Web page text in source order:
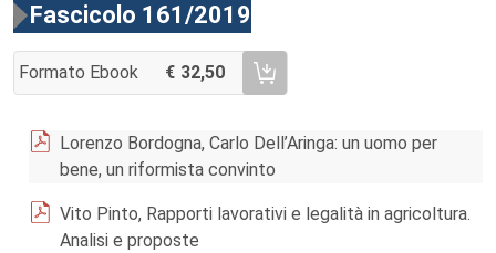
Fascicolo 161/2019
Formato Ebook 32,50
AGGIUNGI AL CARRELLO FASCICOLO 161/2019
Lorenzo Bordogna, Carlo Dell’Aringa: un uomo per
bene, un riformista convinto
Vito Pinto, Rapporti lavorativi e legalità in agricoltura.
Analisi e proposte